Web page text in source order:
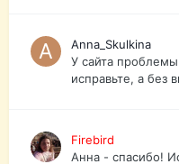
Anna_Skulkina
У сайта
исправьте, а без
Firebird
Анна - спасибо!